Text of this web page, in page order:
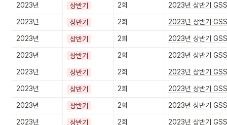
2023년 상반기 2회 2023년 상반기
2023년 상반기 2회 2023년 상반기
2023년 상반기 2회 2023년 상반기
2023년 상반기 2회 2023년 상반기
2023년 상반기 2회 2023년 상반기
2023년 상반기 2회 2023년 상반기
2023년 상반기 2회 2023년 상반기
2023년 상반기 2회 2023년 상반기